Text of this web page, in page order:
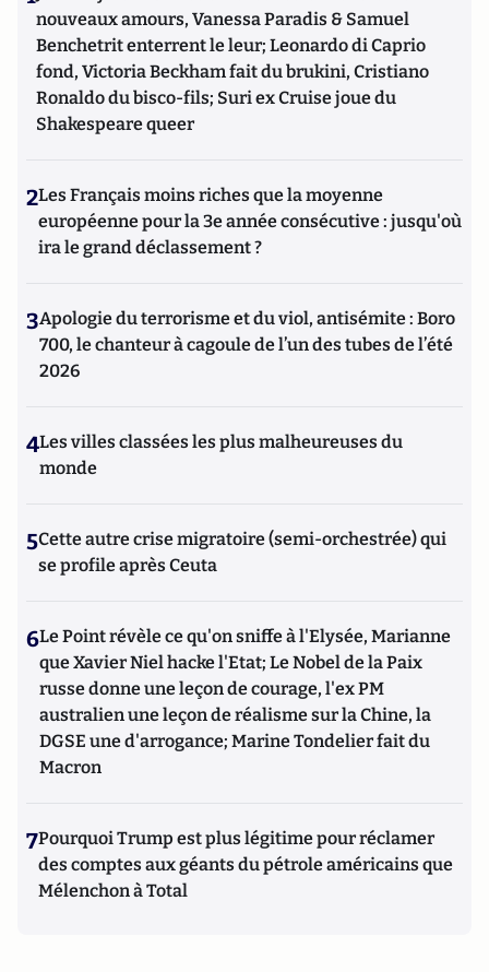
nouveaux amours, Vanessa Paradis & Samuel
Benchetrit enterrent le leur; Leonardo di Caprio
fond, Victoria Beckham fait du brukini, Cristiano
Ronaldo du bisco-fils; Suri ex Cruise joue du
Shakespeare queer
2Les Français moins riches que la moyenne
européenne pour la 3e année consécutive : jusqu'où
ira le grand déclassement ?
3Apologie du terrorisme et du viol, antisémite : Boro
700, le chanteur à cagoule de l’un des tubes de l’été
2026
4Les villes classées les plus malheureuses du
monde
5Cette autre crise migratoire (semi-orchestrée) qui
se profile après Ceuta
6Le Point révèle ce qu'on sniffe à l'Elysée, Marianne
que Xavier Niel hacke l'Etat; Le Nobel de la Paix
russe donne une leçon de courage, l'ex PM
australien une leçon de réalisme sur la Chine, la
DGSE une d'arrogance; Marine Tondelier fait du
Macron
7Pourquoi Trump est plus légitime pour réclamer
des comptes aux géants du pétrole américains que
Mélenchon à Total